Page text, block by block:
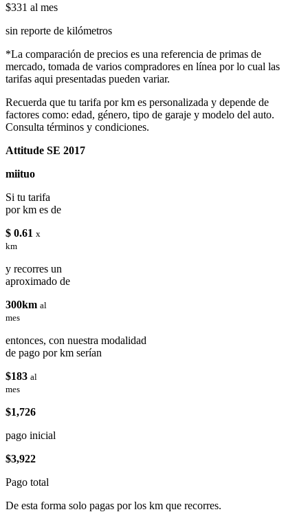
$331 al mes
sin reporte de kilómetros
*La comparación de precios es una referencia de primas de
mercado, tomada de varios compradores en línea por lo cual las
tarifas aqui presentadas pueden variar.
Recuerda que tu tarifa por km es personalizada y depende de
factores como: edad, género, tipo de garaje y modelo del auto.
Consulta términos y condiciones.
Attitude SE 2017
miituo
Si tu tarifa
por km es de
$ 0.61 x
km
y recorres un
aproximado de
300km al
mes
entonces, con nuestra modalidad
de pago por km serían
$183 al
mes
$1,726
pago inicial
$3,922
Pago total
De esta forma solo pagas por los km que recorres.